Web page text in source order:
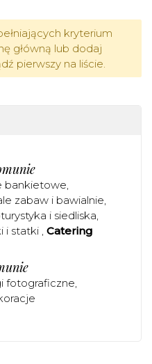
kryterium
główną lub dodaj
pierwszy na liście.
bankietowe
zabaw i bawialnie
i siedliska
i statki Catering
fotograficzne